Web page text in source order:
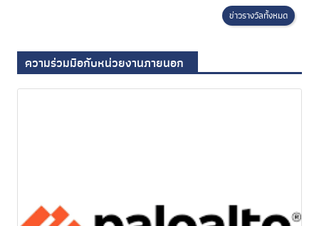
ข่าวรางวัลทั้งหมด
ความร่วมมือกับหน่วยงานภายนอก